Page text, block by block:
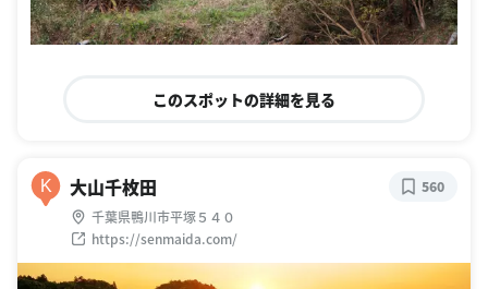
このスポットの詳細を見る
K 大山千枚田
千葉県鴨川市平塚５４０
https://senmaida.com/
560